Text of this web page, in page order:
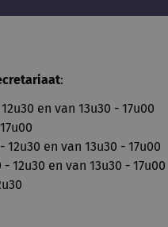
:
en van 13u30 - 17u00
12u30 en van 13u30 - 17u00
12u30 en van 13u30 - 17u00